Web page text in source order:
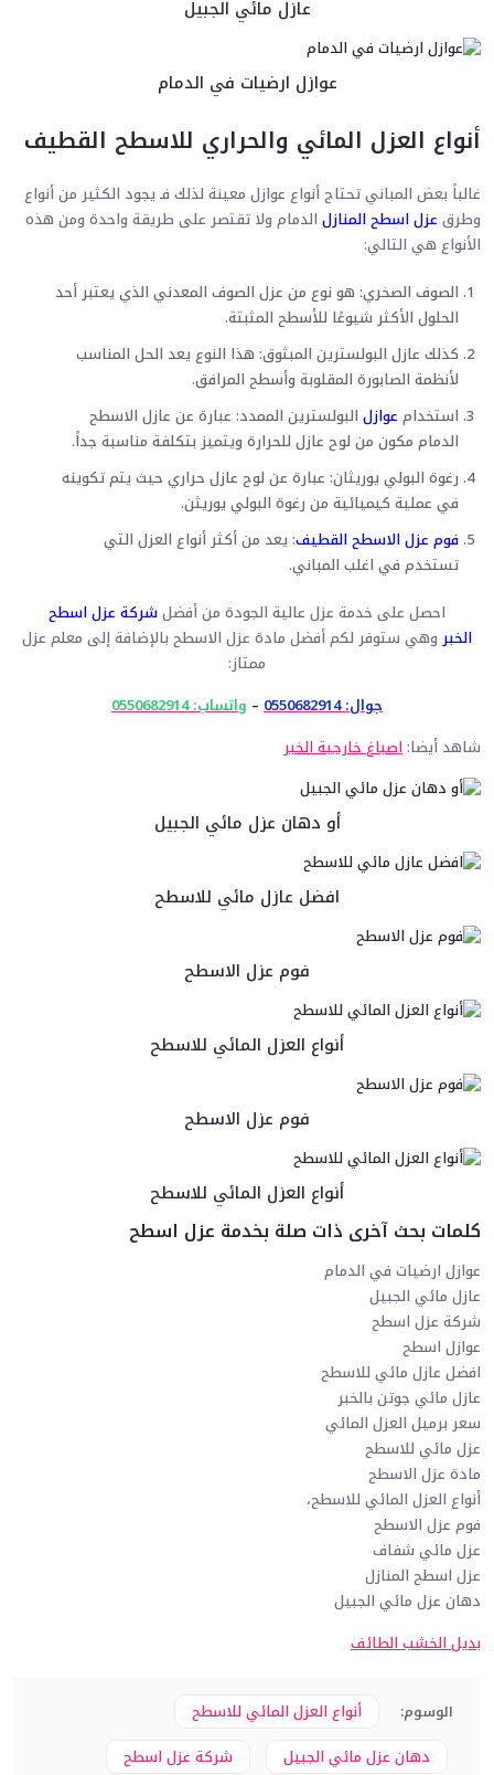
عازل مائي الجبيل
عوازل ارضيات في الدمام
أنواع العزل المائي والحراري للاسطح القطيف
غالباً بعض المباني تحتاج أنواع عوازل معينة لذلك فـ يجود الكثير من أنواع
وطرق عزل اسطح المنازل الدمام ولا تقتصر على طريقة واحدة ومن هذه
الأنواع هي التالي:
الصوف الصخري: هو نوع من عزل الصوف المعدني الذي يعتبر أحد
الحلول الأكثر شيوعًا للأسطح المثبتة.
كذلك عازل البولسترين المبثوق: هذا النوع يعد الحل المناسب
لأنظمة الصابورة المقلوبة وأسطح المرافق.
استخدام عوازل البولسترين الممدد: عبارة عن عازل الاسطح
الدمام مكون من لوح عازل للحرارة ويتميز بتكلفة مناسبة جداً.
رغوة البولي يوريثان: عبارة عن لوح عازل حراري حيث يتم تكوينه
في عملية كيميائية من رغوة البولي يوريثن.
فوم عزل الاسطح القطيف: يعد من أكثر أنواع العزل التي
تستخدم في اغلب المباني.
احصل على خدمة عزل عالية الجودة من أفضلشركة عزل اسطح
الخبر وهي ستوفر لكم أفضل مادة عزل الاسطح بالإضافة إلى معلم عزل
ممتاز:
جوال: 0550682914
– واتساب: 0550682914
شاهد أيضا:اصباغ خارجية الخبر
أو دهان عزل مائي الجبيل
افضل عازل مائي للاسطح
فوم عزل الاسطح
أنواع العزل المائي للاسطح
فوم عزل الاسطح
أنواع العزل المائي للاسطح
كلمات بحث آخرى ذات صلة بخدمة عزل اسطح
عوازل ارضيات في الدمام
عازل مائي الجبيل
شركة عزل اسطح
عوازل اسطح
افضل عازل مائي للاسطح
عازل مائي جوتن بالخبر
سعر برميل العزل المائي
عزل مائي للاسطح
مادة عزل الاسطح
أنواع العزل المائي للاسطح،
فوم عزل الاسطح
عزل مائي شفاف
عزل اسطح المنازل
دهان عزل مائي الجبيل
بديل الخشب الطائف
الوسوم:
أنواع العزل المائي للاسطح
دهان عزل مائي الجبيل
شركة عزل اسطح